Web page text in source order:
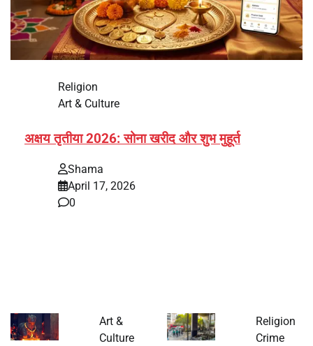
Religion
Art & Culture
अक्षय तृतीया 2026: सोना खरीद और शुभ मुहूर्त
Shama
April 17, 2026
0
Art &
Culture
Religion
Crime